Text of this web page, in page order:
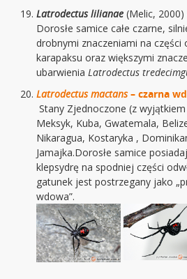
Latrodectus lilianae (Melic, 2000)
Dorosłe samice całe czarne,
drobnymi znaczeniami na części
karapaksu oraz większymi
ubarwieniaLatrodectus
Latrodectus mactans– czarna
Stany Zjednoczone (z
Meksyk, Kuba, Gwatemala,
Nikaragua, Kostaryka ,
Jamajka.Dorosłe samice
klepsydrę na spodniej części
gatunek jest postrzegany jako
wdowa”.